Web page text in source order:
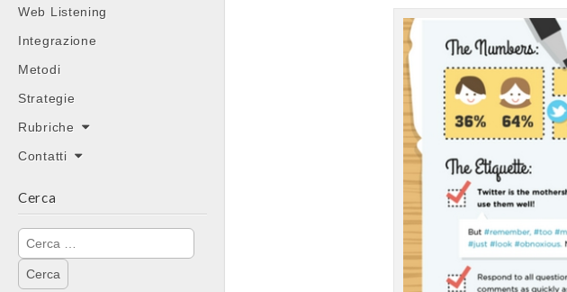
Web Listening
Integrazione
Metodi
Strategie
Rubriche
Contatti
Cerca
Ricerca
per: